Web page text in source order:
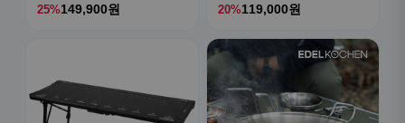
25%149,900원 20%119,000원